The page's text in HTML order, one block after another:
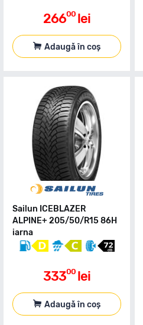
26600 lei
Adaugă în coș
Sailun ICEBLAZER
ALPINE+ 205/50/R15 86H
iarna
33300 lei
Adaugă în coș